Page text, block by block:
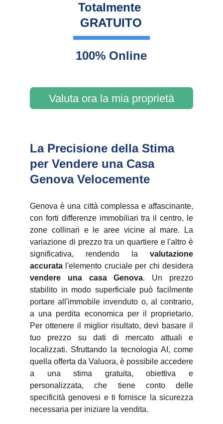
Totalmente
GRATUITO
100% Online
Valuta ora la mia proprietà
La Precisione della Stima
per Vendere una Casa
Genova Velocemente
Genova è una città complessa e affascinante,
con forti differenze immobiliari tra il centro, le
zone collinari e le aree vicine al mare. La
variazione di prezzo tra un quartiere e l'altro è
significativa, rendendo la valutazione
accurata l'elemento cruciale per chi desidera
vendere una casa Genova. Un prezzo
stabilito in modo superficiale può facilmente
portare all'immobile invenduto o, al contrario,
a una perdita economica per il proprietario.
Per ottenere il miglior risultato, devi basare il
tuo prezzo su dati di mercato attuali e
localizzati. Sfruttando la tecnologia AI, come
quella offerta da Valuora, è possibile accedere
a una stima gratuita, obiettiva e
personalizzata, che tiene conto delle
specificità genovesi e ti fornisce la sicurezza
necessaria per iniziare la vendita.